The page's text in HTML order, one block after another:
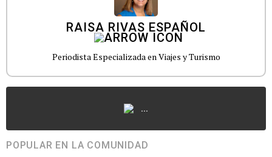
RAISA RIVAS ESPAÑOL
Periodista Especializada en Viajes y Turismo
...
POPULAR EN LA COMUNIDAD